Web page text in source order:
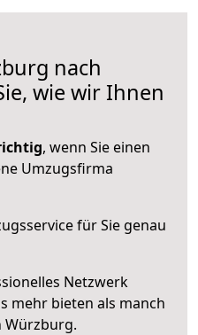
nach
wie wir Ihnen
, wenn Sie einen
Umzugsfirma
für Sie genau
Netzwerk
mehr bieten als manch
Würzburg.